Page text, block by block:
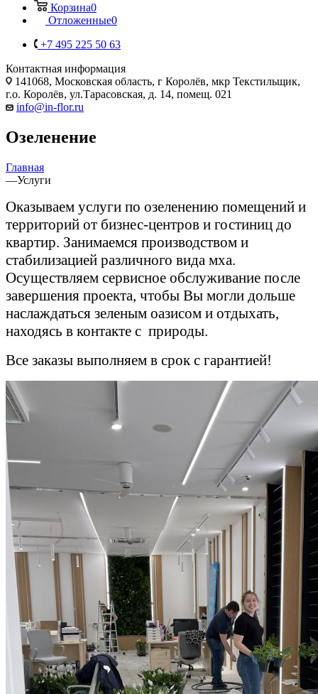
Корзина0
Отложенные0
+7 495 225 50 63
Контактная информация
141068, Московская область, г Королёв, мкр Текстильщик,
г.о. Королёв, ул.Тарасовская, д. 14, помещ. 021
info@in-flor.ru
Озеленение
Главная
—Услуги
Оказываем услуги по озеленению помещений и
территорий от бизнес-центров и гостиниц до
квартир. Занимаемся производством и
стабилизацией различного вида мха.
Осуществляем сервисное обслуживание после
завершения проекта, чтобы Вы могли дольше
наслаждаться зеленым оазисом и отдыхать,
находясь в контакте с природы.
Все заказы выполняем в срок с гарантией!